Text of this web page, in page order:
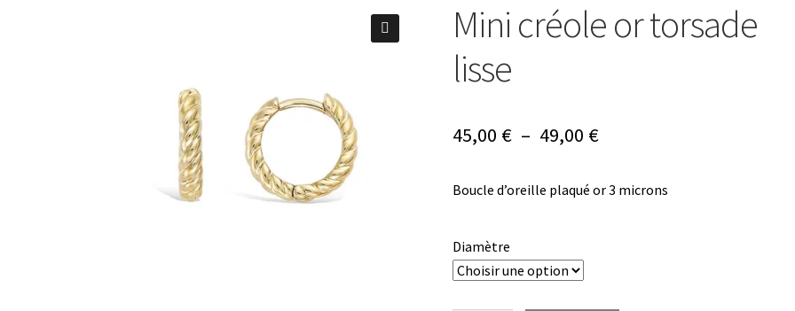
Mini créole or torsade
lisse
45,00 € – 49,00 €Plage
prix :
Boucle d’oreille plaqué or 3 microns
Diamètre